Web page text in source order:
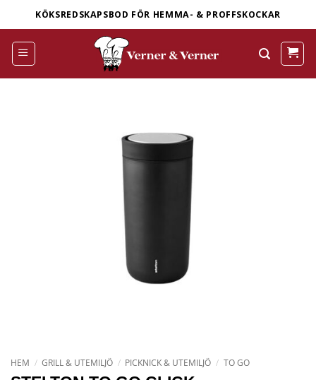
to
content
KÖKSREDSKAPSBOD FÖR HEMMA- & PROFFSKOCKAR
HEM / GRILL & UTEMILJÖ / PICKNICK & UTEMILJÖ / TO GO